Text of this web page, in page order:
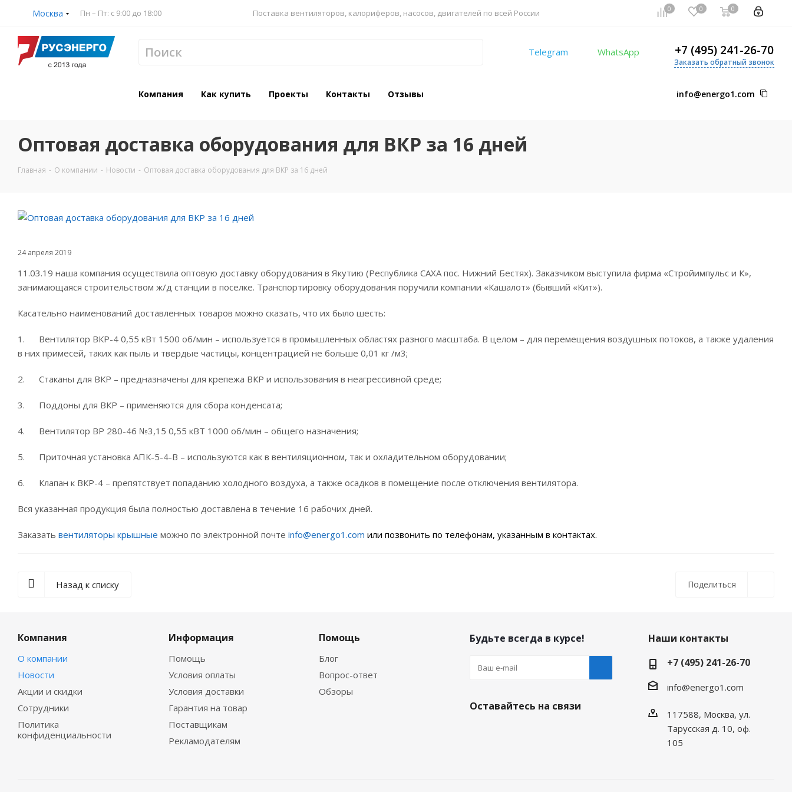
Москва Пн – Пт: с 9:00 до 18:00 Поставка вентиляторов, калориферов, насосов, двигателей по всей России 0 0 0
Telegram WhatsApp +7 (495) 241-26-70
Заказать обратный звонок
Компания Как купить Проекты Контакты Отзывы info@energo1.com
Оптовая доставка оборудования для ВКР за 16 дней
Главная - О компании - Новости - Оптовая доставка оборудования для ВКР за 16 дней
24 апреля 2019
11.03.19 наша компания осуществила оптовую доставку оборудования в Якутию (Республика САХА пос. Нижний Бестях). Заказчиком выступила фирма «Стройимпульс и К»,
занимающаяся строительством ж/д станции в поселке. Транспортировку оборудования поручили компании «Кашалот» (бывший «Кит»).
Касательно наименований доставленных товаров можно сказать, что их было шесть:
1. Вентилятор ВКР-4 0,55 кВт 1500 об/мин – используется в промышленных областях разного масштаба. В целом – для перемещения воздушных потоков, а также удаления
в них примесей, таких как пыль и твердые частицы, концентрацией не больше 0,01 кг /м3;
2. Стаканы для ВКР – предназначены для крепежа ВКР и использования в неагрессивной среде;
3. Поддоны для ВКР – применяются для сбора конденсата;
4. Вентилятор ВР 280-46 №3,15 0,55 кВТ 1000 об/мин – общего назначения;
5. Приточная установка АПК-5-4-В – используются как в вентиляционном, так и охладительном оборудовании;
6. Клапан к ВКР-4 – препятствует попаданию холодного воздуха, а также осадков в помещение после отключения вентилятора.
Вся указанная продукция была полностью доставлена в течение 16 рабочих дней.
Заказать вентиляторы крышные можно по электронной почте info@energo1.com или позвонить по телефонам, указанным в контактах.
Поделиться
Назад к списку
Компания
О компании
Новости
Акции и скидки
Сотрудники
Политика
конфиденциальности
Информация
Помощь
Условия оплаты
Условия доставки
Гарантия на товар
Поставщикам
Рекламодателям
Помощь
Блог
Вопрос-ответ
Обзоры
Будьте всегда в курсе!
Оставайтесь на связи
Наши контакты
+7 (495) 241-26-70
info@energo1.com
117588, Москва, ул.
Тарусская д. 10, оф.
105